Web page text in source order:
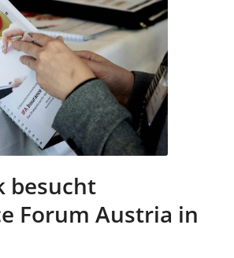
besucht
Forum Austria in